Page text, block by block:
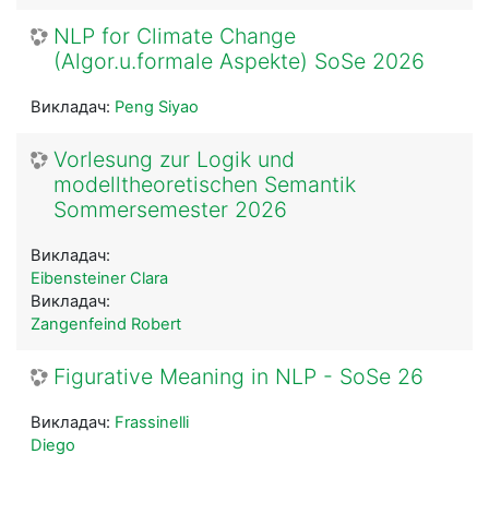
NLP for Climate Change
(Algor.u.formale Aspekte) SoSe 2026
Викладач: Peng Siyao
Vorlesung zur Logik und
modelltheoretischen Semantik
Sommersemester 2026
Викладач:
Eibensteiner Clara
Викладач:
Zangenfeind Robert
Figurative Meaning in NLP - SoSe 26
Викладач: Frassinelli
Diego